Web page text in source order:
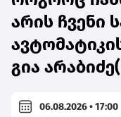
არის ჩვენი
გია
06.08.2026 • 17:00